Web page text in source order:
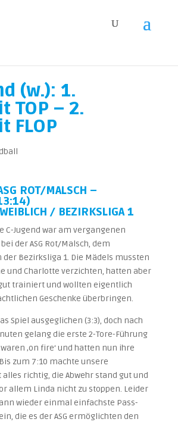
(w.): 1.
TOP – 2.
FLOP
ROT/MALSCH –
/ BEZIRKSLIGA 1
C-Jugend war am vergangenen
der ASG Rot/Malsch, dem
Bezirksliga 1. Die Mädels mussten
und Charlotte verzichten, hatten aber
trainiert und wollten eigentlich
Geschenke überbringen.
Spiel ausgeglichen (3:3), doch nach
gelang die erste 2-Tore-Führung
‚on fire‘ und hatten nun ihre
zum 7:10 machte unsere
richtig, die Abwehr stand gut und
allem Linda nicht zu stoppen. Leider
wieder einmal einfachste Pass-
die es der ASG ermöglichten den